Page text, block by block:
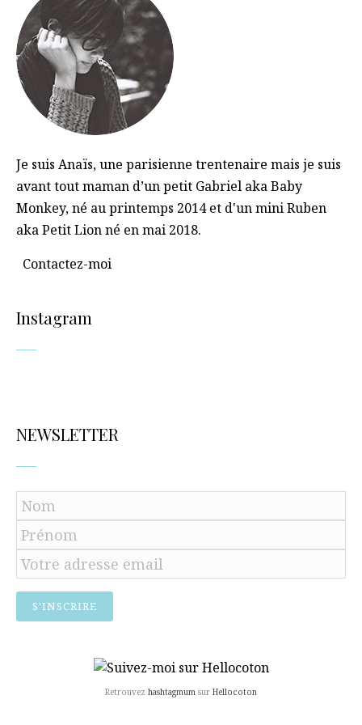
Je suis Anaïs, une parisienne trentenaire mais je suis
avant tout maman d’un petit Gabriel aka Baby
Monkey, né au printemps 2014 et d'un mini Ruben
aka Petit Lion né en mai 2018.
Contactez-moi
Instagram
NEWSLETTER
Retrouvez hashtagmum sur Hellocoton